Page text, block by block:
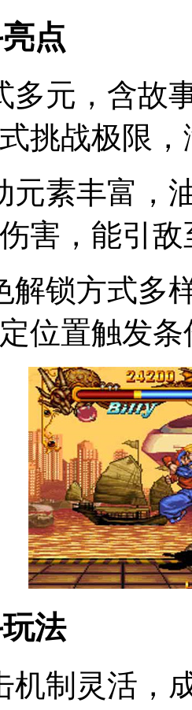
点
多元，含故
挑战极限
元素丰富，
害，能引
解锁方式多
位置触发
法
机制灵活，